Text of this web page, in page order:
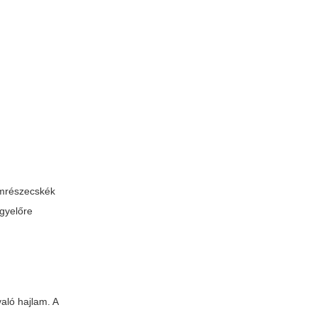
hajlam. A